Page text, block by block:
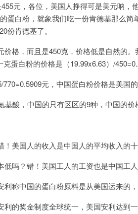
元，各位，美国人挣得可是美元呐，
蛋白粉，就象我们吃一份肯德基那么
份肯德基了。
格，而且是450克，价格低是自然的
蛋白粉的价格是（19.99x6.63）/
元，中国蛋白粉价格是美国
酸，中国的只有区区的9种，中国的价
美国人的收入是中国人的平均收入的十
吗？错！美国工人的工资也是中国工人
称中国的蛋白粉原料是从美国运来的
利的奖金制度全球统一，美国安利达到